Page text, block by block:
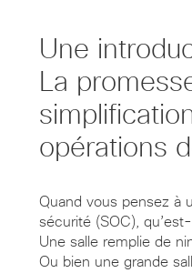
Une
La
opérations
Quand vous pensez à
sécurité (SOC),
Une salle remplie de
Ou bien une grande